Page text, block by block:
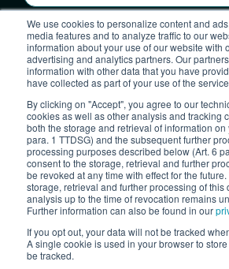
We use cookies to personalize content and
media features and to analyze traffic to our
information about your use of our website with
advertising and analytics partners. Our
information with other data that you have
have collected as part of your use of the
By clicking on "Accept", you agree to our
cookies as well as other analysis and tracking
both the storage and retrieval of information
para. 1 TTDSG) and the subsequent further
processing purposes described below (Art. 6
consent to the storage, retrieval and further
be revoked at any time with effect for the
storage, retrieval and further processing of this
analysis up to the time of revocation remains
Further information can also be found in our
If you opt out, your data will not be tracked
A single cookie is used in your browser to
be tracked.
Ich möchte Benachrichtigungen von
regelmäßigen Updates zu neuen
Whitepapers, Veranstaltungen usw.
foundhere .
AGB EKB Compliance
LinkedIn